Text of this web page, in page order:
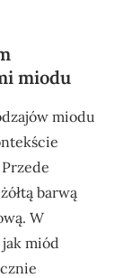
miodu
miodu
barwą
W
miód